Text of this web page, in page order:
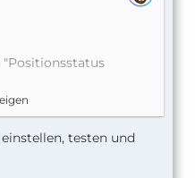
"Positionsstatus
hinein "Kontakt auf".
testen und